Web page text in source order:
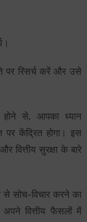
पर रिसर्च करें और उसे
होने से, आपका ध्यान
पर केंद्रित होगा। इस
सुरक्षा के बारे
सोच-विचार करने का
वित्तीय फैसलों में